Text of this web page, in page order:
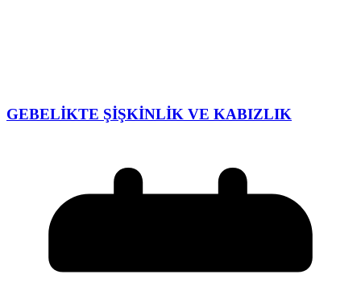
GEBELİKTE ŞİŞKİNLİK VE KABIZLIK